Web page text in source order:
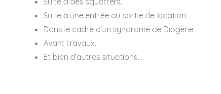
Suite à une entrée ou sortie de location
Dans le cadre d’un syndrome de Diogène.
Avant travaux.
Et bien d’autres situations…